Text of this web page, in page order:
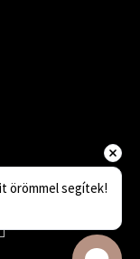
örömmel segítek!